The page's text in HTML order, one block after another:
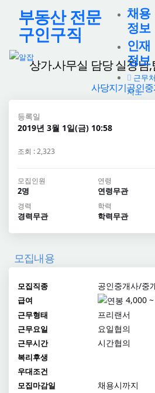
부동산 전문
구인구직
채용
정보
인재
정보
근무처
지도
상가.사무실 담당 실장님
사당지기공인
등록일
2019년 3월 1일(금) 10:58
조회 : 2,323
모집인원
2명
연령
연령무관
경력
경력무관
학력
학력무관
모집내용
모집직종 공인중개사/중
급여 4,000
근무형태 프리랜서
근무요일 요일협의
근무시간 시간협의
복리후생
우대조건
모집마감일
채용시까지